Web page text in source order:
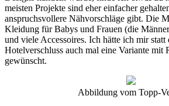
meisten Projekte sind eher einfacher
anspruchsvollere Nähvorschläge gibt. Die
Kleidung für Babys und Frauen (die
und viele Accessoires. Ich hätte ich mir
Hotelverschluss auch mal eine Variante mit
gewünscht.
Abbildung vom Topp-